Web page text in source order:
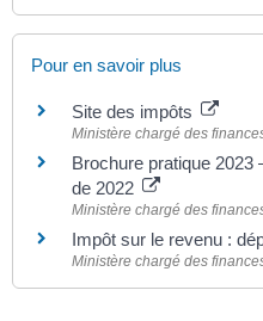
Pour en savoir plus
Site des impôts
Ministère chargé des
Brochure pratique 2023
de 2022
Ministère chargé des
Impôt sur le revenu :
Ministère chargé des